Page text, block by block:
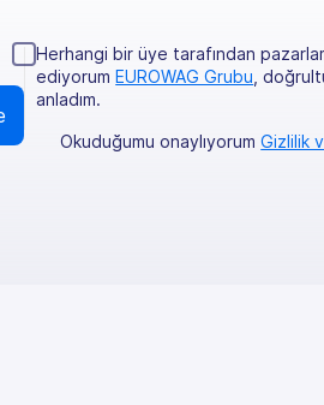
Herhangi bir üye tarafından
ediyorumEUROWAG Grubu ,
anladım.
Okuduğumu onaylıyorumGizlilik